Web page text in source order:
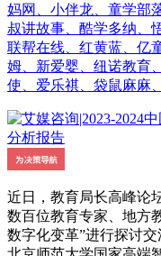
妈网、小伴龙、童学部
叔讲故事、酷学多纳、
联帮在线、红黄蓝、亿
姆、新爱婴、纽诺教育
使、爱乐祺、袋鼠麻麻
近日，教育局长高峰论
数百位教育专家、地方
数字化变革”进行探讨